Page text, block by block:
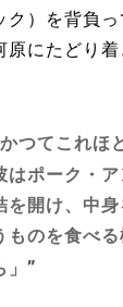
ク）を背負
にたどり
つてこれほ
はポーク・
開け、中
のを食べ
”